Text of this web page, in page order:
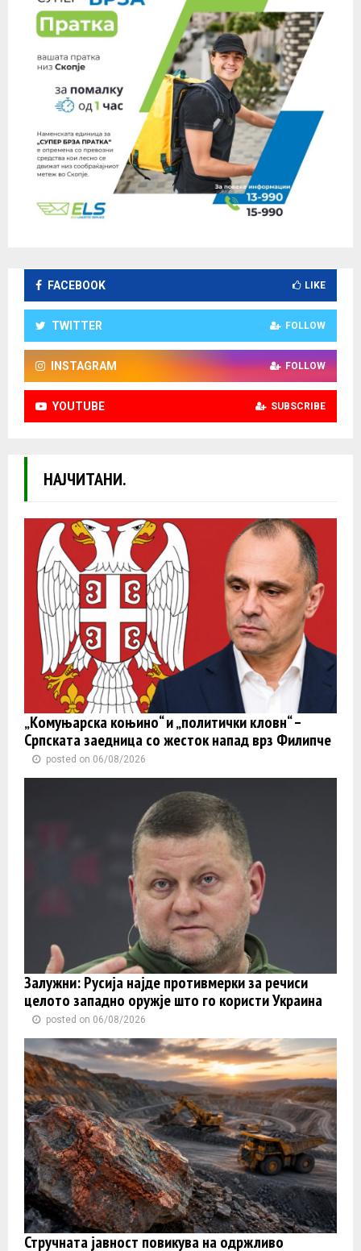
FACEBOOK LIKE
TWITTER FOLLOW
INSTAGRAM FOLLOW
YOUTUBE SUBSCRIBE
НАЈЧИТАНИ.
„Комуњарска коњино“ и „политички кловн“ –
Српската заедница со жесток напад врз Филипче
posted on 06/08/2026
Залужни: Русија најде противмерки за речиси
целото западно оружје што го користи Украина
posted on 06/08/2026
Стручната јавност повикува на одржливо